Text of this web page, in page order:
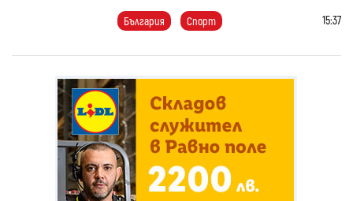
България Спорт 15:37